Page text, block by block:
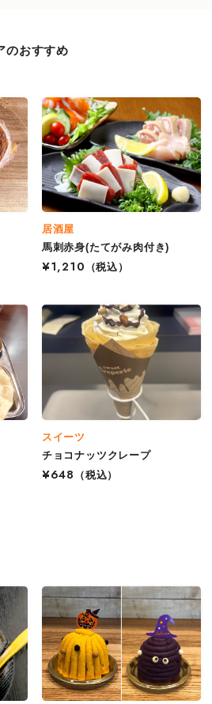
のおすすめ
居酒屋
馬刺赤身(たてがみ肉付き)
¥1,210
（税込）
スイーツ
チョコナッツクレープ
¥648
（税込）